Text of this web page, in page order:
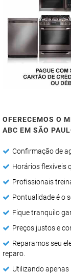
OFERECEMOS O
ABC EM SÃO
Confirmação de
Horários flexíveis
Profissionais
Pontualidade é o
Fique tranquilo
Preços justos e
Reparamos seu
reparo.
Utilizando apenas